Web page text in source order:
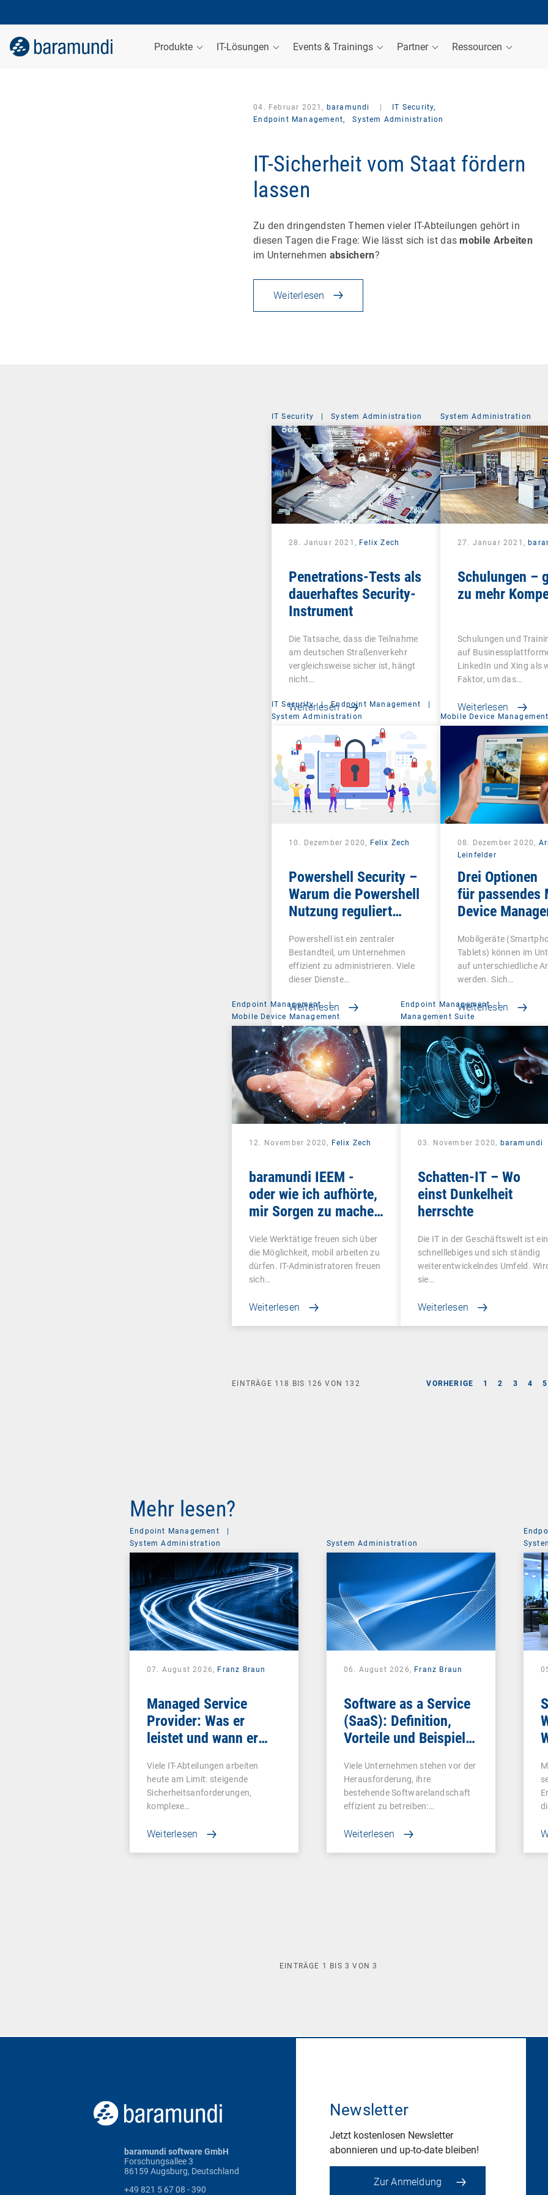
Produkte IT-Lösungen Events & Trainings Partner Ressourcen
04. Februar 2021, baramundi
IT Security,
Endpoint Management,
System Administration
IT-Sicherheit vom Staat fördern
lassen
Zu den dringendsten Themen vieler IT-Abteilungen gehört in
diesen Tagen die Frage: Wie lässt sich ist das mobile Arbeiten
im Unternehmen absichern?
Weiterlesen
IT Security System Administration
28. Januar 2021, Felix Zech
Penetrations-Tests als
dauerhaftes Security-
Instrument
Die Tatsache, dass die Teilnahme
am deutschen Straßenverkehr
vergleichsweise sicher ist, hängt
nicht…
Weiterlesen
System Administration
27. Januar 2021,
Schulungen –
zu mehr
Schulungen und
auf
LinkedIn und Xing als
Faktor, um das…
Weiterlesen
IT Security | Endpoint Management
System Administration
10. Dezember 2020, Felix Zech
Powershell Security –
Warum die Powershell
Nutzung reguliert
Powershell ist ein zentraler
Bestandteil, um Unternehmen
effizient zu administrieren. Viele
dieser Dienste…
Weiterlesen
Mobile Device
08. Dezember 2020,
Leinfelder
Drei Optionen
für passendes
Device
Mobilgeräte
Tablets) können im
auf unterschiedliche
werden. Sich…
Weiterlesen
Endpoint Management
|
Mobile Device Management
12. November 2020, Felix Zech
baramundi IEEM -
oder wie ich aufhörte,
mir Sorgen zu machen
liebte
Viele Werktätige freuen sich über
die Möglichkeit, mobil arbeiten zu
dürfen. IT-Administratoren freuen
sich…
Weiterlesen
Endpoint Management
|
Management Suite
03. November 2020, baramundi
Schatten-IT – Wo
einst Dunkelheit
herrschte
Die IT in der Geschäftswelt ist ein
schnelllebiges und sich ständig
weiterentwickelndes Umfeld.
sie…
Weiterlesen
VORHERIGE 1 2 3 4 5
EINTRÄGE 118 BIS 126 VON 132
Mehr lesen?
Endpoint Management
System Administration
07. August 2026, Franz Braun
Managed Service
Provider: Was er
leistet und wann er
Viele IT-Abteilungen arbeiten
heute am Limit: steigende
Sicherheitsanforderungen,
komplexe…
Weiterlesen
System Administration
06. August 2026, Franz Braun
Software as a Service
(SaaS): Definition,
Vorteile und Beispiele
Viele Unternehmen stehen vor der
Herausforderung, ihre
bestehende Softwarelandschaft
effizient zu betreiben:…
Weiterlesen
EINTRÄGE 1 BIS3 VON3
baramundi software GmbH
Forschungsallee 3
86159 Augsburg, Deutschland
+49 821 5 67 08 - 390
Newsletter
Jetzt kostenlosen Newsletter
abonnieren und up-to-date bleiben!
Zur Anmeldung